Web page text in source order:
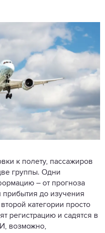
к полету, пассажиров
группы. Одни
– от прогноза
прибытия до изучения
категории просто
регистрацию и садятся в
возможно,